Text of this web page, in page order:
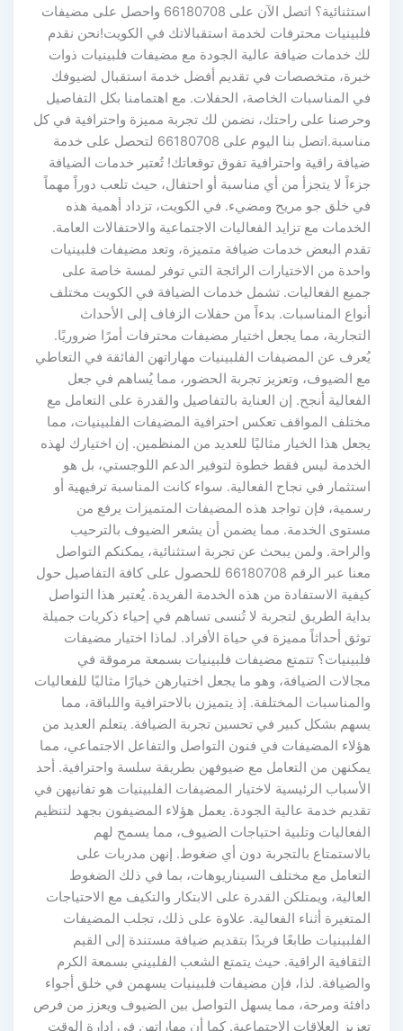
استثنائية؟ اتصل الآن على 66180708 واحصل على مضيفات
فلبينيات محترفات لخدمة استقبالاتك في الكويت!نحن نقدم
لك خدمات ضيافة عالية الجودة مع مضيفات فلبينيات ذوات
خبرة، متخصصات في تقديم أفضل خدمة استقبال لضيوفك
في المناسبات الخاصة، الحفلات. مع اهتمامنا بكل التفاصيل
وحرصنا على راحتك، نضمن لك تجربة مميزة واحترافية في كل
مناسبة.اتصل بنا اليوم على 66180708 لتحصل على خدمة
ضيافة راقية واحترافية تفوق توقعاتك! تُعتبر خدمات الضيافة
جزءاً لا يتجزأ من أي مناسبة أو احتفال، حيث تلعب دوراً مهماً
في خلق جو مريح ومضيء. في الكويت، تزداد أهمية هذه
الخدمات مع تزايد الفعاليات الاجتماعية والاحتفالات العامة.
تقدم البعض خدمات ضيافة متميزة، وتعد مضيفات فلبينيات
واحدة من الاختيارات الرائجة التي توفر لمسة خاصة على
جميع الفعاليات. تشمل خدمات الضيافة في الكويت مختلف
أنواع المناسبات. بدءاً من حفلات الزفاف إلى الأحداث
التجارية، مما يجعل اختيار مضيفات محترفات أمرًا ضروريًا.
يُعرف عن المضيفات الفلبينيات مهاراتهن الفائقة في التعاطي
مع الضيوف، وتعزيز تجربة الحضور، مما يُساهم في جعل
الفعالية أنجح. إن العناية بالتفاصيل والقدرة على التعامل مع
مختلف المواقف تعكس احترافية المضيفات الفلبينيات، مما
يجعل هذا الخيار مثاليًا للعديد من المنظمين. إن اختيارك لهذه
الخدمة ليس فقط خطوة لتوفير الدعم اللوجستي، بل هو
استثمار في نجاح الفعالية. سواء كانت المناسبة ترفيهية أو
رسمية، فإن تواجد هذه المضيفات المتميزات يرفع من
مستوى الخدمة. مما يضمن أن يشعر الضيوف بالترحيب
والراحة. ولمن يبحث عن تجربة استثنائية، يمكنكم التواصل
معنا عبر الرقم 66180708 للحصول على كافة التفاصيل حول
كيفية الاستفادة من هذه الخدمة الفريدة. يُعتبر هذا التواصل
بداية الطريق لتجربة لا تُنسى تساهم في إحياء ذكريات جميلة
توثق أحداثاً مميزة في حياة الأفراد. لماذا اختيار مضيفات
فلبينيات؟ تتمتع مضيفات فلبينيات بسمعة مرموقة في
مجالات الضيافة، وهو ما يجعل اختيارهن خيارًا مثاليًا للفعاليات
والمناسبات المختلفة. إذ يتميزن بالاحترافية واللباقة، مما
يسهم بشكل كبير في تحسين تجربة الضيافة. يتعلم العديد من
هؤلاء المضيفات في فنون التواصل والتفاعل الاجتماعي، مما
يمكنهن من التعامل مع ضيوفهن بطريقة سلسة واحترافية. أحد
الأسباب الرئيسية لاختيار المضيفات الفلبينيات هو تفانيهن في
تقديم خدمة عالية الجودة. يعمل هؤلاء المضيفون بجهد لتنظيم
الفعاليات وتلبية احتياجات الضيوف، مما يسمح لهم
بالاستمتاع بالتجربة دون أي ضغوط. إنهن مدربات على
التعامل مع مختلف السيناريوهات، بما في ذلك الضغوط
العالية، ويمتلكن القدرة على الابتكار والتكيف مع الاحتياجات
المتغيرة أثناء الفعالية. علاوة على ذلك، تجلب المضيفات
الفلبينيات طابعًا فريدًا بتقديم ضيافة مستندة إلى القيم
الثقافية الراقية. حيث يتمتع الشعب الفلبيني بسمعة الكرم
والضيافة. لذا، فإن مضيفات فلبينيات يسهمن في خلق أجواء
دافئة ومرحة، مما يسهل التواصل بين الضيوف ويعزز من فرص
تعزيز العلاقات الاجتماعية. كما أن مهاراتهن في إدارة الوقت